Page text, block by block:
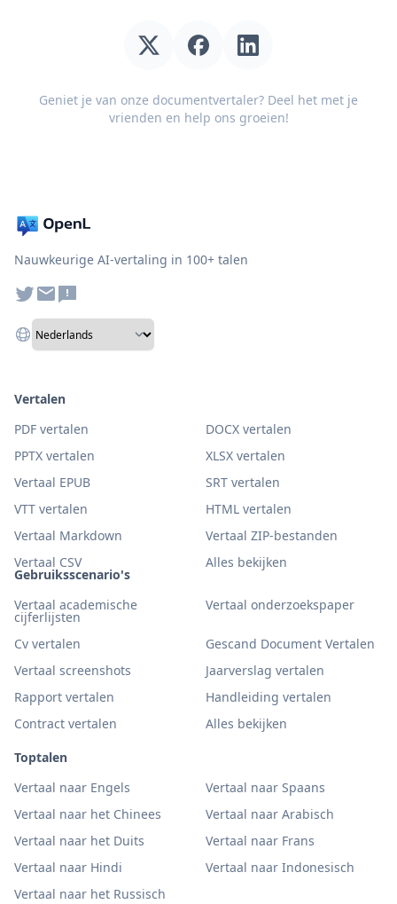
Geniet je van onze documentvertaler? Deel het met je
vrienden en help ons groeien!
Nauwkeurige AI-vertaling in 100+ talen
Gebruiksscenario's
Vertaal academische
cijferlijsten
Vertaal onderzoekspaper
Cv vertalen
Gescand Document Vertalen
Vertaal screenshots
Jaarverslag vertalen
Rapport vertalen
Handleiding vertalen
Contract vertalen
Alles bekijken
Toptalen
Vertaal naar Engels
Vertaal naar Spaans
Vertaal naar het Chinees
Vertaal naar Arabisch
Vertaal naar het Duits
Vertaal naar Frans
Vertaal naar Hindi
Vertaal naar Indonesisch
Vertaal naar het Russisch
Vertalen
PDF vertalen
DOCX vertalen
PPTX vertalen
XLSX vertalen
Vertaal EPUB
SRT vertalen
VTT vertalen
HTML vertalen
Vertaal Markdown
Vertaal ZIP-bestanden
Vertaal CSV
Alles bekijken